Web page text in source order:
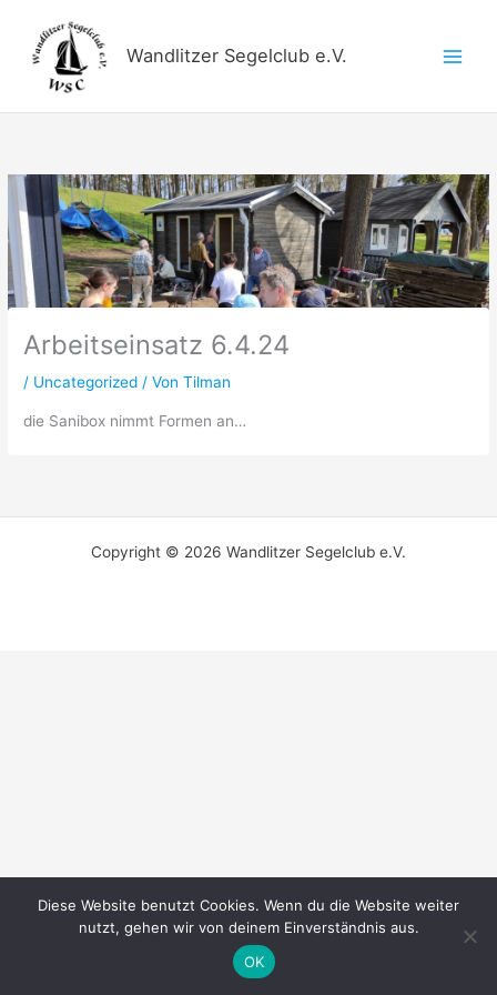
springen
Wandlitzer Segelclub e.V.
Arbeitseinsatz 6.4.24
/ Uncategorized / VonTilman
die Sanibox nimmt Formen an…
Copyright © 2026 Wandlitzer Segelclub e.V.
Diese Website benutzt Cookies. Wenn du die Website weiter
nutzt, gehen wir von deinem Einverständnis aus.
OK